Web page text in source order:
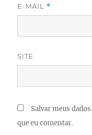
E-MAIL *
SITE
Salvar meus
que eu comentar.